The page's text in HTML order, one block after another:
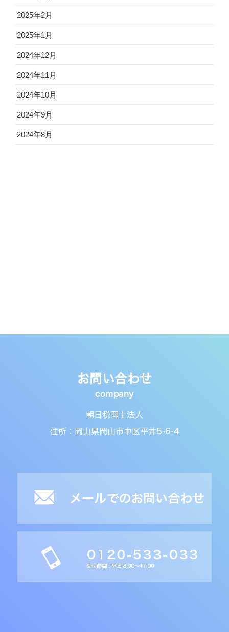
2025年2月
2025年1月
2024年12月
2024年11月
2024年10月
2024年9月
2024年8月
お問い合わせ
朝日税理士法人
住所：岡山県岡山市中区平井5-6-4